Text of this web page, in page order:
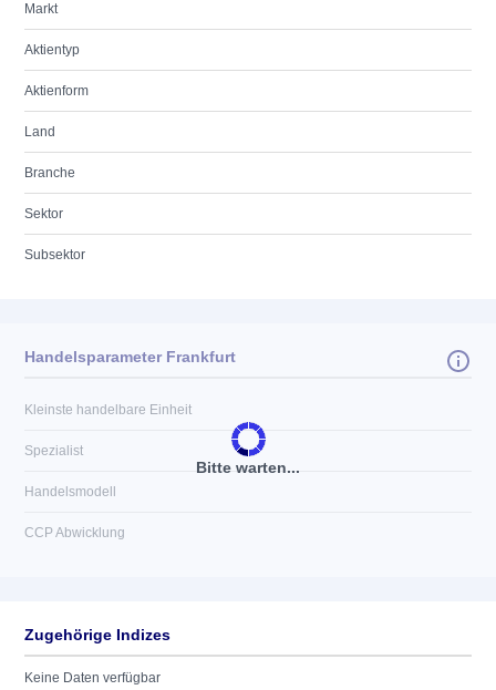
Markt
Aktientyp
Aktienform
Land
Branche
Sektor
Subsektor
Bitte warten...
Handelsparameter Frankfurt
Kleinste handelbare Einheit
Spezialist
Handelsmodell
CCP Abwicklung
Zugehörige Indizes
Keine Daten verfügbar